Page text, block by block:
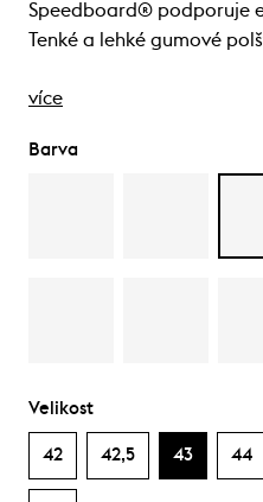
Speedboard® podporuje
Tenké a lehké gumové
více
Barva
Velikost
42 42,5 43 44